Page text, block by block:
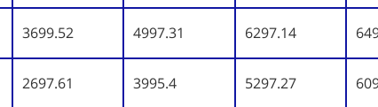
3699.52 4997.31 6297.14
2697.61 3995.4 5297.27